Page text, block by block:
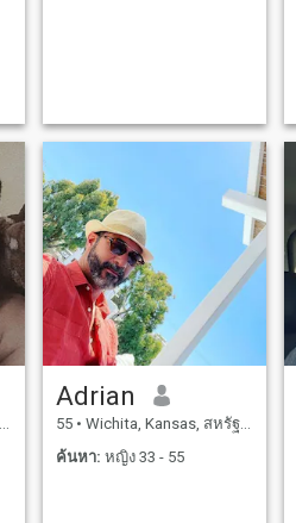
Adrian
55 • Wichita, Kansas, สหรัฐอเมริกา
ค้นหา: หญิง 33 - 55